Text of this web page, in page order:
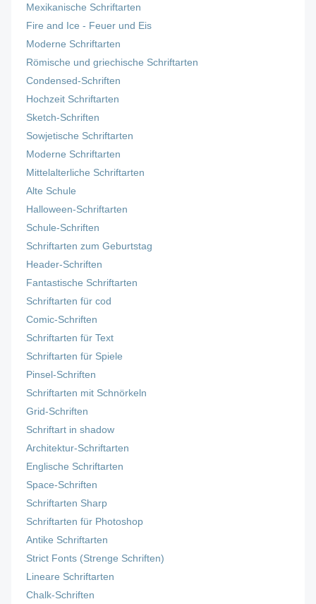
Mexikanische Schriftarten
Fire and Ice - Feuer und Eis
Moderne Schriftarten
Römische und griechische Schriftarten
Condensed-Schriften
Hochzeit Schriftarten
Sketch-Schriften
Sowjetische Schriftarten
Moderne Schriftarten
Mittelalterliche Schriftarten
Alte Schule
Halloween-Schriftarten
Schule-Schriften
Schriftarten zum Geburtstag
Header-Schriften
Fantastische Schriftarten
Schriftarten für cod
Comic-Schriften
Schriftarten für Text
Schriftarten für Spiele
Pinsel-Schriften
Schriftarten mit Schnörkeln
Grid-Schriften
Schriftart in shadow
Architektur-Schriftarten
Englische Schriftarten
Space-Schriften
Schriftarten Sharp
Schriftarten für Photoshop
Antike Schriftarten
Strict Fonts (Strenge Schriften)
Lineare Schriftarten
Chalk-Schriften